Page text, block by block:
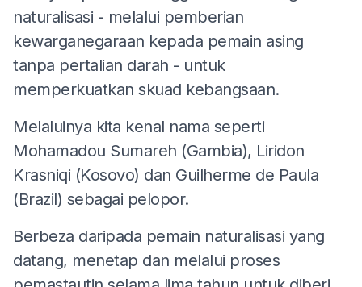
naturalisasi - melalui pemberian
kewarganegaraan kepada pemain asing
tanpa pertalian darah - untuk
memperkuatkan skuad kebangsaan.
Melaluinya kita kenal nama seperti
Mohamadou Sumareh (Gambia), Liridon
Krasniqi (Kosovo) dan Guilherme de Paula
(Brazil) sebagai pelopor.
Berbeza daripada pemain naturalisasi yang
datang, menetap dan melalui proses